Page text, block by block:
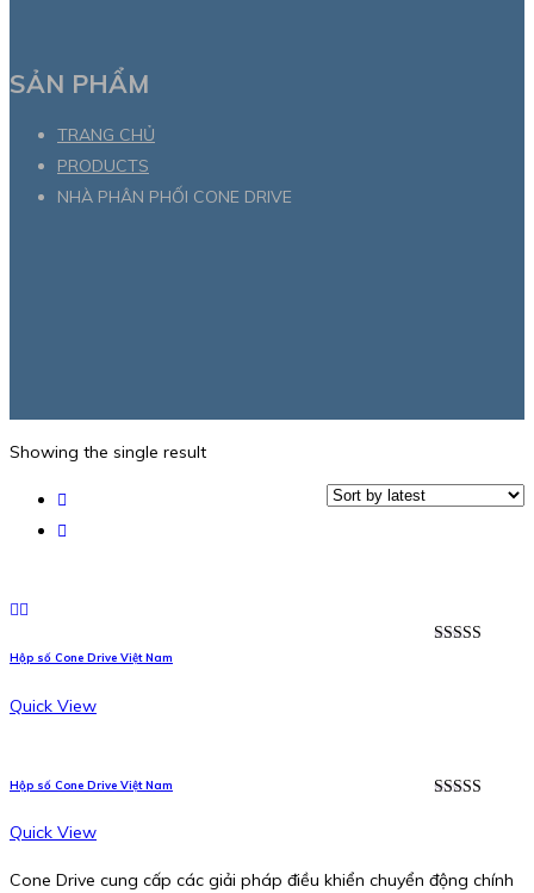
SẢN PHẨM
TRANG CHỦ
PRODUCTS
NHÀ PHÂN PHỐI CONE DRIVE
Showing the single result
Hộp số Cone Drive Việt Nam
Quick View
Hộp số Cone Drive Việt Nam
Quick View
Cone Drive cung cấp các giải pháp điều khiển chuyển động chính